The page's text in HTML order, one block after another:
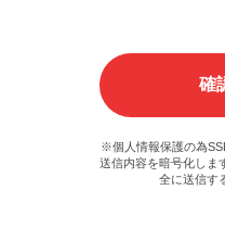
※個人情報保護の為
送信内容を暗号化しま
全に送信す